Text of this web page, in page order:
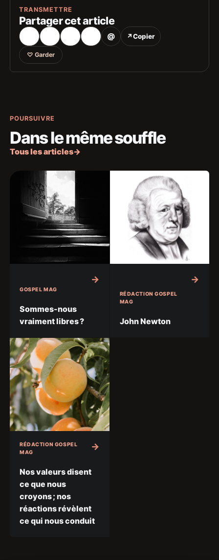
TRANSMETTRE
Partager cet article
@ ↗Copier
♡ Garder
POURSUIVRE
Dans le même souffle
Tous les articles→
GOSPEL MAG
Sommes-nous
vraiment libres ?
RÉDACTION GOSPEL
MAG
John Newton
RÉDACTION GOSPEL
MAG
Nos valeurs disent
ce que nous
croyons ; nos
réactions révèlent
ce qui nous conduit